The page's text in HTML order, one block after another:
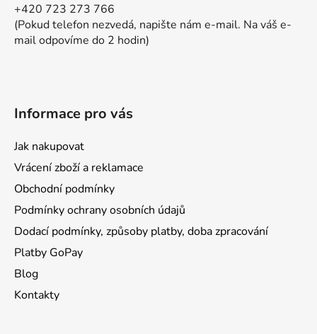
+420 723 273 766
(Pokud telefon nezvedá, napište nám e-mail. Na váš e-
mail odpovíme do 2 hodin)
Informace pro vás
Jak nakupovat
Vrácení zboží a reklamace
Obchodní podmínky
Podmínky ochrany osobních údajů
Dodací podmínky, způsoby platby, doba zpracování
Platby GoPay
Blog
Kontakty